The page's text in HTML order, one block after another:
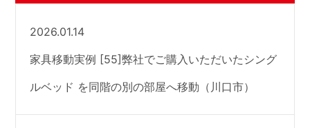
2026.01.14
家具移動実例 [55]弊社でご購入いただいたシング
ルベッド を同階の別の部屋へ移動（川口市）